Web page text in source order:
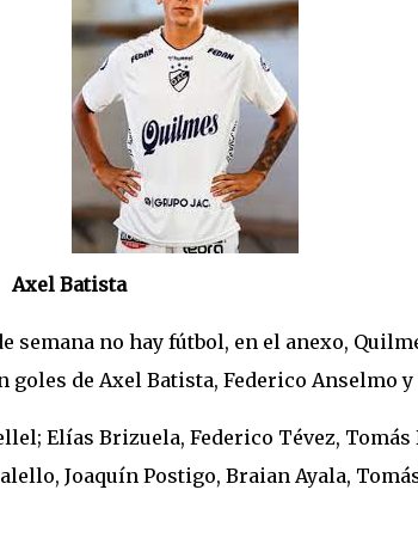
Axel Batista
semana no hay fútbol, en el anexo,
goles de Axel Batista, Federico Anselmo y
Elías Brizuela, Federico Tévez,
Joaquín Postigo, Braian Ayala,